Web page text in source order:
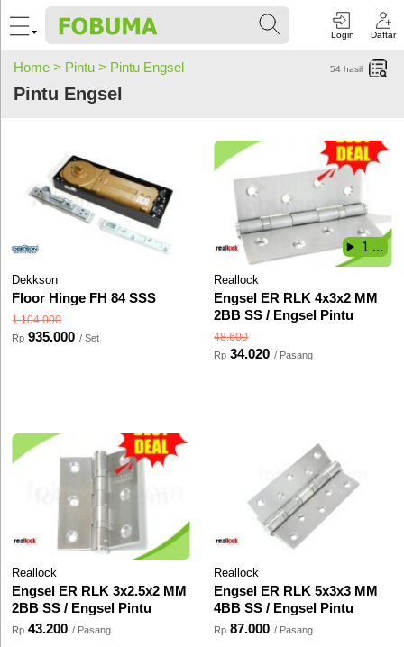
Login Daftar
Home > Pintu > Pintu Engsel
Pintu Engsel
54 hasil
Dekkson
Floor Hinge FH 84 SSS
1.104.000
Rp 935.000 / Set
Reallock
Engsel ER RLK 4x3x2 MM
2BB SS / Engsel Pintu
48.600
Rp 34.020 / Pasang
1 ...
Reallock
Engsel ER RLK 3x2.5x2 MM
2BB SS / Engsel Pintu
Rp 43.200 / Pasang
Reallock
Engsel ER RLK 5x3x3 MM
4BB SS / Engsel Pintu
Rp 87.000 / Pasang